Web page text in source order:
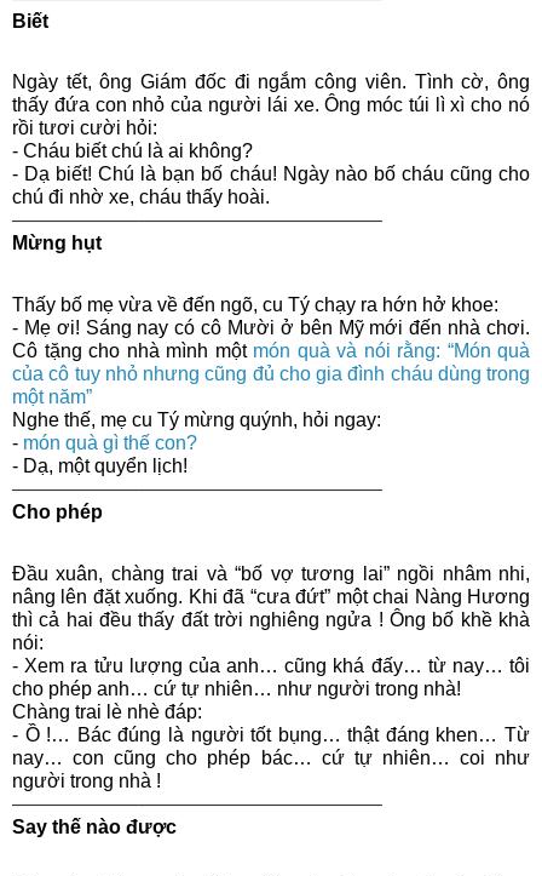
Biết
Ngày tết, ông Giám đốc đi ngắm công viên. Tình cờ, ông
thấy đứa con nhỏ của người lái xe. Ông móc túi lì xì cho nó
rồi tươi cười hỏi:
- Cháu biết chú là ai không?
- Dạ biết! Chú là bạn bố cháu! Ngày nào bố cháu cũng cho
chú đi nhờ xe, cháu thấy hoài.
——————–————————————–
Mừng hụt
Thấy bố mẹ vừa về đến ngõ, cu Tý chạy ra hớn hở khoe:
- Mẹ ơi! Sáng nay có cô Mười ở bên Mỹ mới đến nhà chơi.
Cô tặng cho nhà mình một món quà và nói rằng: “Món quà
của cô tuy nhỏ nhưng cũng đủ cho gia đình cháu dùng trong
một năm”
Nghe thế, mẹ cu Tý mừng quýnh, hỏi ngay:
- món quà gì thế con?
- Dạ, một quyển lịch!
——————–————————————–
Cho phép
Đầu xuân, chàng trai và “bố vợ tương lai” ngồi nhâm nhi,
nâng lên đặt xuống. Khi đã “cưa đứt” một chai Nàng Hương
thì cả hai đều thấy đất trời nghiêng ngửa ! Ông bố khề khà
nói:
- Xem ra tửu lượng của anh… cũng khá đấy… từ nay… tôi
cho phép anh… cứ tự nhiên… như người trong nhà!
Chàng trai lè nhè đáp:
- Ồ !… Bác đúng là người tốt bụng… thật đáng khen… Từ
nay… con cũng cho phép bác… cứ tự nhiên… coi như
người trong nhà !
——————–————————————–
Say thế nào được